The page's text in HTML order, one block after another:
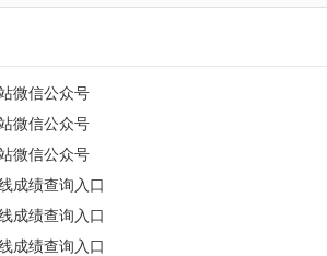
微信公众号
微信公众号
微信公众号
成绩查询入口
成绩查询入口
成绩查询入口